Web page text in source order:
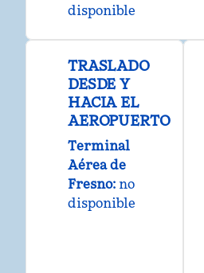
disponible
TRASLADO
DESDE Y
HACIA EL
AEROPUERTO
Terminal
Aérea de
Fresno: no
disponible